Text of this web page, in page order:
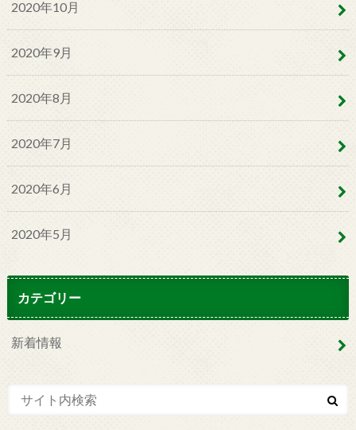
2020年10月
2020年9月
2020年8月
2020年7月
2020年6月
2020年5月
カテゴリー
新着情報